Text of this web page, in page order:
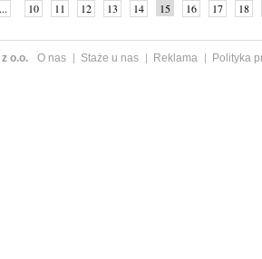
... 10 11 12 13 14 15 16 17
18
o.o. O nas Staże u nas Reklama
Polityka